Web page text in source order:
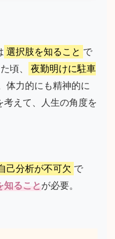
選択肢を知ること で
頃、
夜勤明けに駐車
体力的にも精神的に
考えて、人生の角度を
己分析が不可欠 で
知ることが必要。